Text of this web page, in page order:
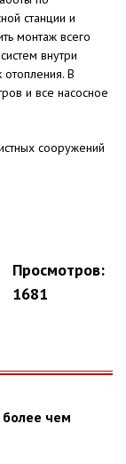
станции и
монтаж всего
внутри
отопления. В
и все насосное
сооружений
Просмотров:
1681
более чем